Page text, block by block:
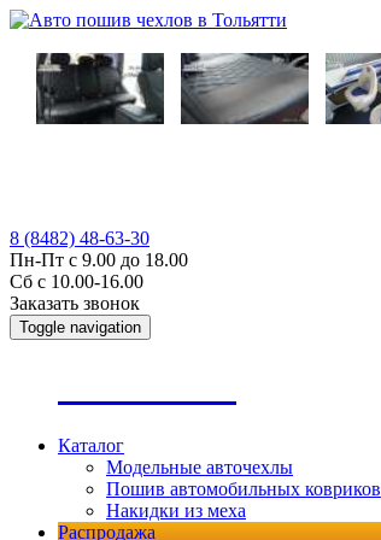
8 (8482) 48-63-30
Пн-Пт с 9.00 до 18.00
Сб с 10.00-16.00
Заказать звонок
Toggle navigation
Каталог
Модельные авточехлы
Пошив автомобильных ковриков
Накидки из меха
Распродажа